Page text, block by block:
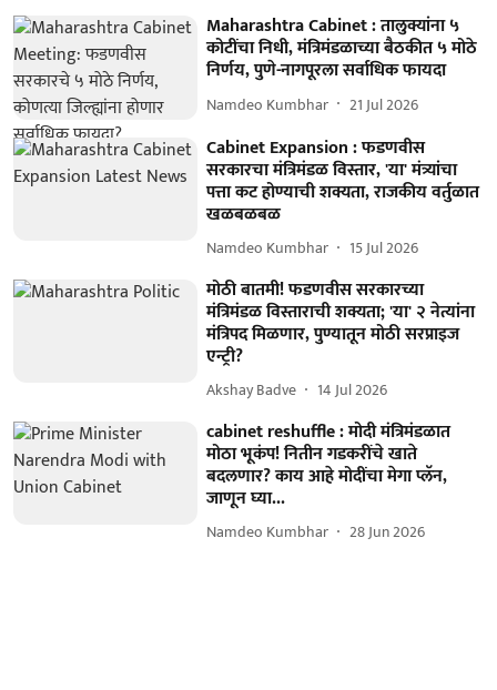
Maharashtra Cabinet : तालुक्यांना ५
कोटींचा निधी, मंत्रिमंडळाच्या बैठकीत ५ मोठे
निर्णय, पुणे-नागपूरला सर्वाधिक फायदा
Namdeo Kumbhar 21 Jul 2026
Cabinet Expansion : फडणवीस
सरकारचा मंत्रिमंडळ विस्तार, 'या' मंत्र्यांचा
पत्ता कट होण्याची शक्यता, राजकीय वर्तुळात
खळबळबळ
Namdeo Kumbhar 15 Jul 2026
मोठी बातमी! फडणवीस सरकारच्या
मंत्रिमंडळ विस्ताराची शक्यता; 'या' २ नेत्यांना
मंत्रिपद मिळणार, पुण्यातून मोठी सरप्राइज
एन्ट्री?
Akshay Badve 14 Jul 2026
cabinet reshuffle : मोदी मंत्रिमंडळात
मोठा भूकंप! नितीन गडकरींचे खाते
बदलणार? काय आहे मोदींचा मेगा प्लॅन,
जाणून घ्या...
Namdeo Kumbhar 28 Jun 2026